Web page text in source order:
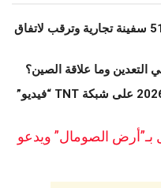
الجيش الأمريكي يعلن تغيير مسار 51 سفينة تجارية وترقب لاتفاق
الصومال” ويدعو